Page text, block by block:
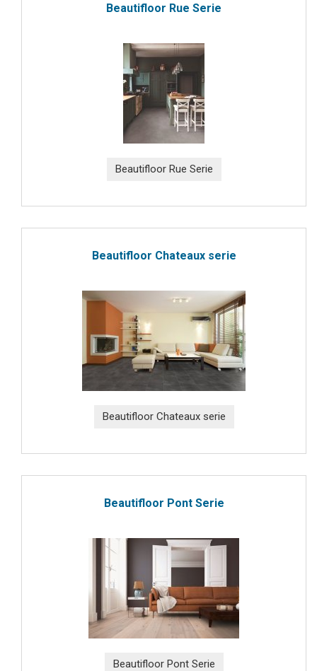
Beautifloor Rue Serie
Beautifloor Rue Serie
Beautifloor Chateaux serie
Beautifloor Chateaux serie
Beautifloor Pont Serie
Beautifloor Pont Serie